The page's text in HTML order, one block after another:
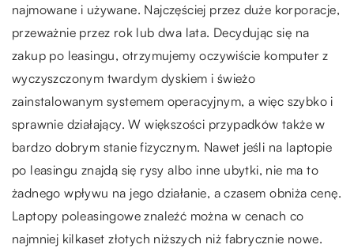
najmowane i używane. Najczęściej przez duże korporacje,
przeważnie przez rok lub dwa lata. Decydując się na
zakup po leasingu, otrzymujemy oczywiście komputer z
wyczyszczonym twardym dyskiem i świeżo
zainstalowanym systemem operacyjnym, a więc szybko i
sprawnie działający. W większości przypadków także w
bardzo dobrym stanie fizycznym. Nawet jeśli na laptopie
po leasingu znajdą się rysy albo inne ubytki, nie ma to
żadnego wpływu na jego działanie, a czasem obniża cenę.
Laptopy poleasingowe znaleźć można w cenach co
najmniej kilkaset złotych niższych niż fabrycznie nowe.